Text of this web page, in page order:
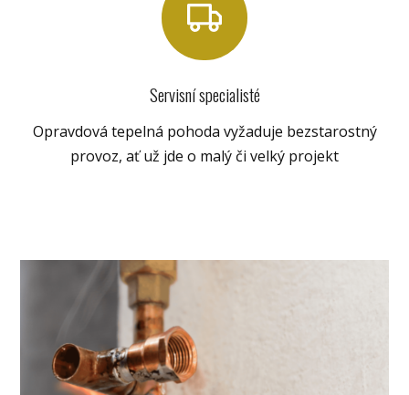
Servisní specialisté
Opravdová tepelná pohoda vyžaduje bezstarostný
provoz, ať už jde o malý či velký projekt